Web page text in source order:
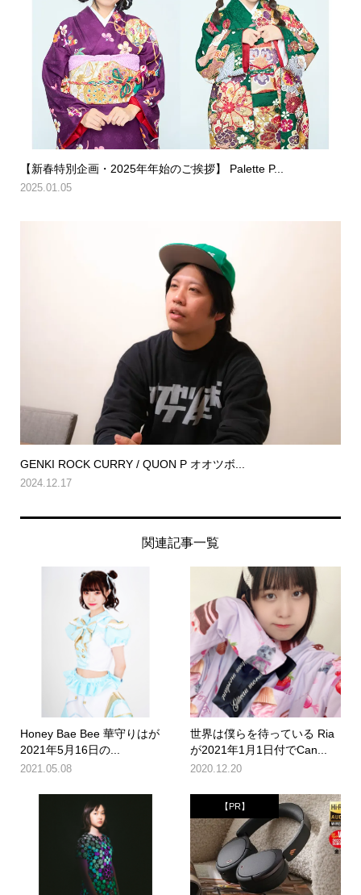
【新春特別企画・2025年年始のご挨拶】 Palette P...
2025.01.05
GENKI ROCK CURRY / QUON P オオツボ...
2024.12.17
関連記事一覧
Honey Bae Bee 華守りはが
2021年5月16日の...
2021.05.08
世界は僕らを待っている Ria
が2021年1月1日付でCan...
2020.12.20
【PR】